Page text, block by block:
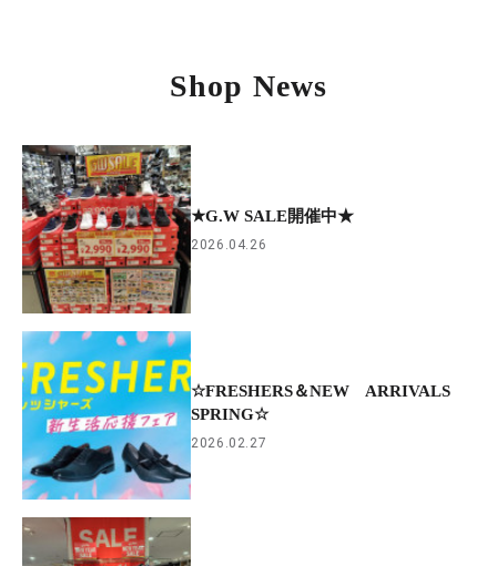
Shop News
★G.W SALE開催中★
2026.04.26
☆FRESHERS＆NEW ARRIVALS
SPRING☆
2026.02.27